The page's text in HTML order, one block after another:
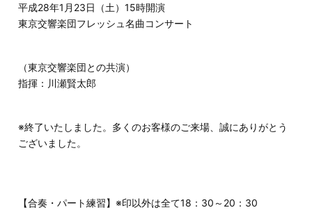
平成28年1月23日（土）15時開演
東京交響楽団フレッシュ名曲コンサート
（東京交響楽団との共演）
指揮：川瀬賢太郎
※終了いたしました。多くのお客様のご来場、誠にありがとう
ございました。
【合奏・パート練習】※印以外は全て18：30～20：30